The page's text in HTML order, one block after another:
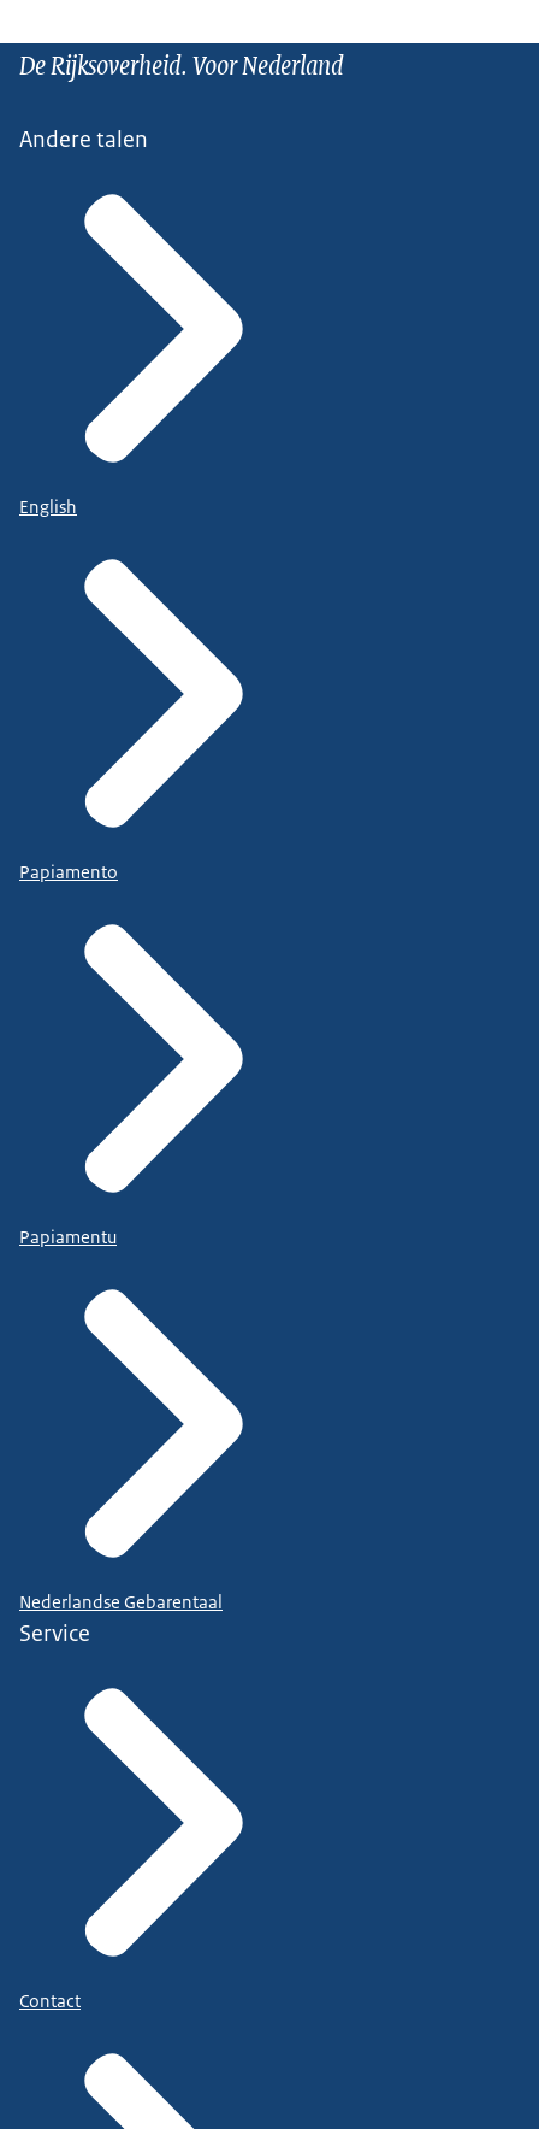
De Rijksoverheid. Voor Nederland
Andere talen
English
Papiamento
Papiamentu
Nederlandse Gebarentaal
Service
Contact